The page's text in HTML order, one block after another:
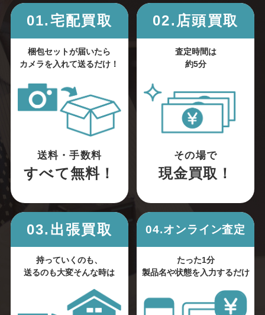
01.宅配買取
梱包セットが届いたら
カメラを入れて送るだけ！
送料・手数料
すべて無料！
02.店頭買取
査定時間は
約5分
その場で
現金買取！
03.出張買取
持っていくのも、
送るのも大変そんな時は
04.オンライン査定
たった1分
製品名や状態を入力するだけ